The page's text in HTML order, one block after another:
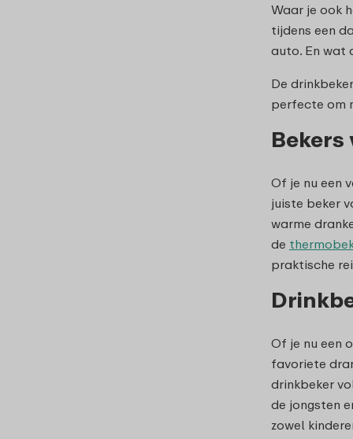
Waar je ook
tijdens een
auto. En wat
De
perfecte om
Bekers
Of je nu een
juiste beker
warme
de
praktische
Of je nu een
favoriete
drinkbeker
de jongsten
zowel